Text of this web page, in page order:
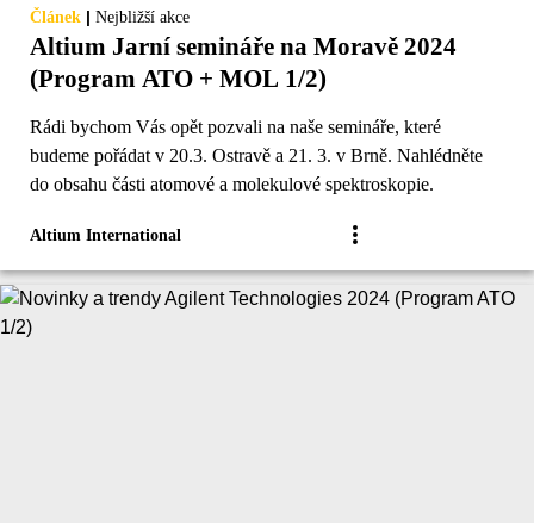
Článek | Nejbližší akce
Altium Jarní semináře na Moravě 2024
(Program ATO + MOL 1/2)
Rádi bychom Vás opět pozvali na naše semináře, které
budeme pořádat v 20.3. Ostravě a 21. 3. v Brně. Nahlédněte
do obsahu části atomové a molekulové spektroskopie.
Altium International